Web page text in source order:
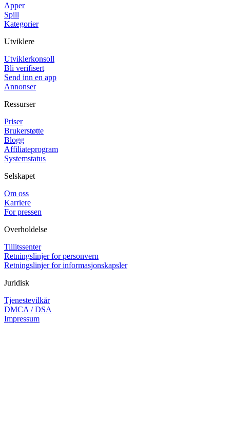
Apper
Spill
Kategorier
Utviklere
Utviklerkonsoll
Bli verifisert
Send inn en app
Annonser
Ressurser
Priser
Brukerstøtte
Blogg
Affiliateprogram
Systemstatus
Selskapet
Om oss
Karriere
For pressen
Overholdelse
Tillitssenter
Retningslinjer for personvern
Retningslinjer for informasjonskapsler
Juridisk
Tjenestevilkår
DMCA / DSA
Impressum